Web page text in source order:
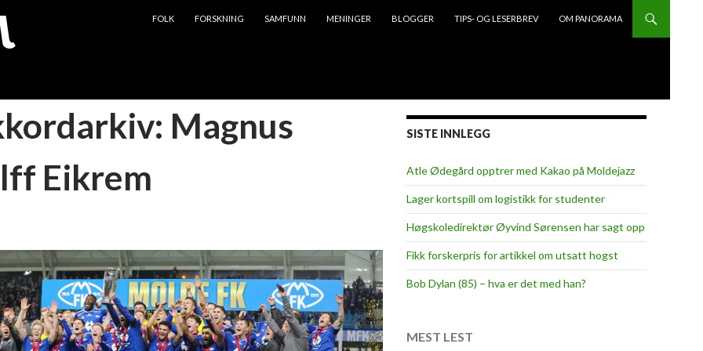
FOLK
FORSKNING SAMFUNN MENINGER BLOGGER TIPS- OG LESERBREV OM PANORAMA
Magnus
Eikrem
SISTE INNLEGG
Atle Ødegård opptrer med Kakao på Moldejazz
Lager kortspill om logistikk for studenter
Høgskoledirektør Øyvind Sørensen har sagt opp
Fikk forskerpris for artikkel om utsatt hogst
Bob Dylan (85) – hva er det med han?
MEST LEST